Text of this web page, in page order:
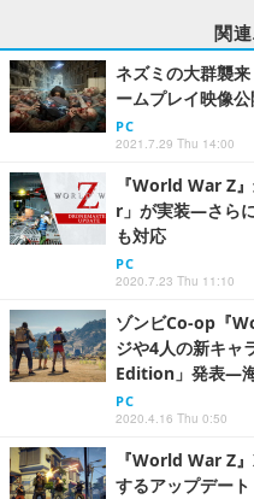
関
ネズミの大群襲
ームプレイ映像
PC
2021.7.29 Thu 14:00
『World War Z
r」が実装―さら
も対応
PC
2020.7.23 Thu 11:10
ゾンビCo-op『
ジや4人の新キャ
Edition」発表―海
PC
2020.4.16 Thu 0:50
『World War Z
するアップデー